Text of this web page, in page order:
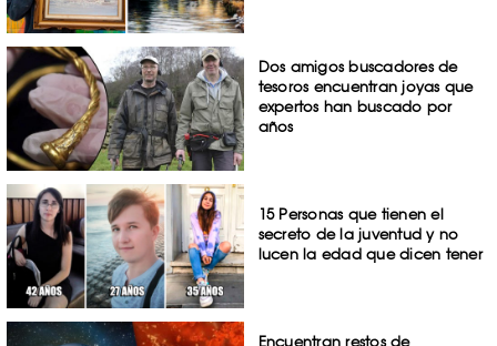
Dos amigos buscadores de
tesoros encuentran joyas que
expertos han buscado por
años
15 Personas que tienen el
secreto de la juventud y no
lucen la edad que dicen tener
Encuentran restos de